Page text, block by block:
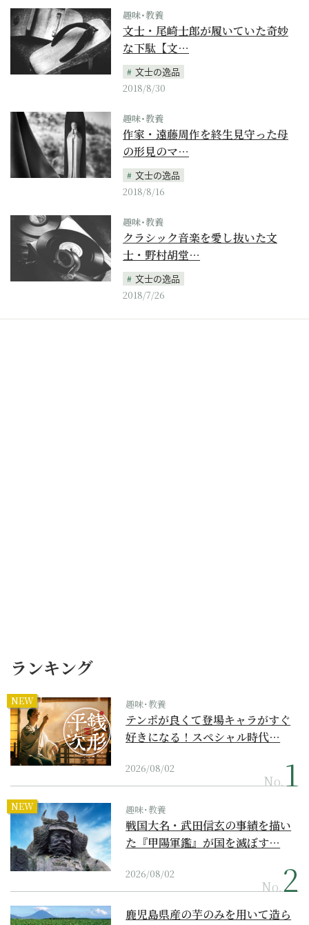
趣味･教養
文士・尾崎士郎が履いていた奇妙
な下駄【文…
文士の逸品
2018/8/30
趣味･教養
作家・遠藤周作を終生見守った母
の形見のマ…
文士の逸品
2018/8/16
趣味･教養
クラシック音楽を愛し抜いた文
士・野村胡堂…
文士の逸品
2018/7/26
ランキング
NEW 趣味･教養
テンポが良くて登場キャラがすぐ
好きになる！スペシャル時代…
2026/08/02
No.
NEW 趣味･教養
戦国大名・武田信玄の事績を描い
た『甲陽軍鑑』が国を滅ぼす…
2026/08/02
No.
鹿児島県産の芋のみを用いて造ら